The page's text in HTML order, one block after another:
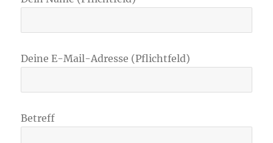
Deine E-Mail-Adresse (Pflichtfeld)
Betreff